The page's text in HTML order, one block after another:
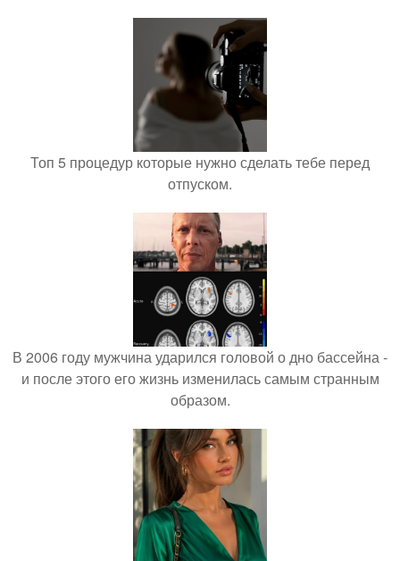
Топ 5 процедур которые нужно сделать тебе перед
отпуском.
В 2006 году мужчина ударился головой о дно бассейна -
и после этого его жизнь изменилась самым странным
образом.